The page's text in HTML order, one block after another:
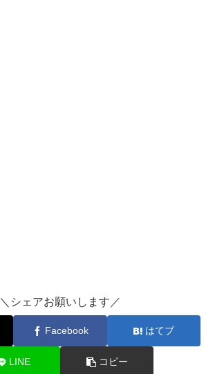
＼シェアお願いします／
Facebook はてブ
LINE コピー